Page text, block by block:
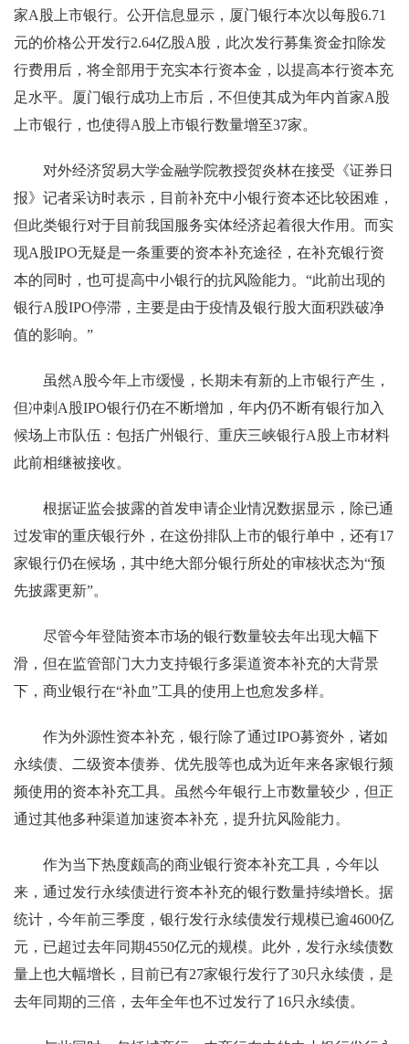
家A股上市银行。公开信息显示，厦门银行本次以每股6.71
元的价格公开发行2.64亿股A股，此次发行募集资金扣除发
行费用后，将全部用于充实本行资本金，以提高本行资本充
足水平。厦门银行成功上市后，不但使其成为年内首家A股
上市银行，也使得A股上市银行数量增至37家。
对外经济贸易大学金融学院教授贺炎林在接受《证券日
报》记者采访时表示，目前补充中小银行资本还比较困难，
但此类银行对于目前我国服务实体经济起着很大作用。而实
现A股IPO无疑是一条重要的资本补充途径，在补充银行资
本的同时，也可提高中小银行的抗风险能力。“此前出现的
银行A股IPO停滞，主要是由于疫情及银行股大面积跌破净
值的影响。”
虽然A股今年上市缓慢，长期未有新的上市银行产生，
但冲刺A股IPO银行仍在不断增加，年内仍不断有银行加入
候场上市队伍：包括广州银行、重庆三峡银行A股上市材料
此前相继被接收。
根据证监会披露的首发申请企业情况数据显示，除已通
过发审的重庆银行外，在这份排队上市的银行单中，还有17
家银行仍在候场，其中绝大部分银行所处的审核状态为“预
先披露更新”。
尽管今年登陆资本市场的银行数量较去年出现大幅下
滑，但在监管部门大力支持银行多渠道资本补充的大背景
下，商业银行在“补血”工具的使用上也愈发多样。
作为外源性资本补充，银行除了通过IPO募资外，诸如
永续债、二级资本债券、优先股等也成为近年来各家银行频
频使用的资本补充工具。虽然今年银行上市数量较少，但正
通过其他多种渠道加速资本补充，提升抗风险能力。
作为当下热度颇高的商业银行资本补充工具，今年以
来，通过发行永续债进行资本补充的银行数量持续增长。据
统计，今年前三季度，银行发行永续债发行规模已逾4600亿
元，已超过去年同期4550亿元的规模。此外，发行永续债数
量上也大幅增长，目前已有27家银行发行了30只永续债，是
去年同期的三倍，去年全年也不过发行了16只永续债。